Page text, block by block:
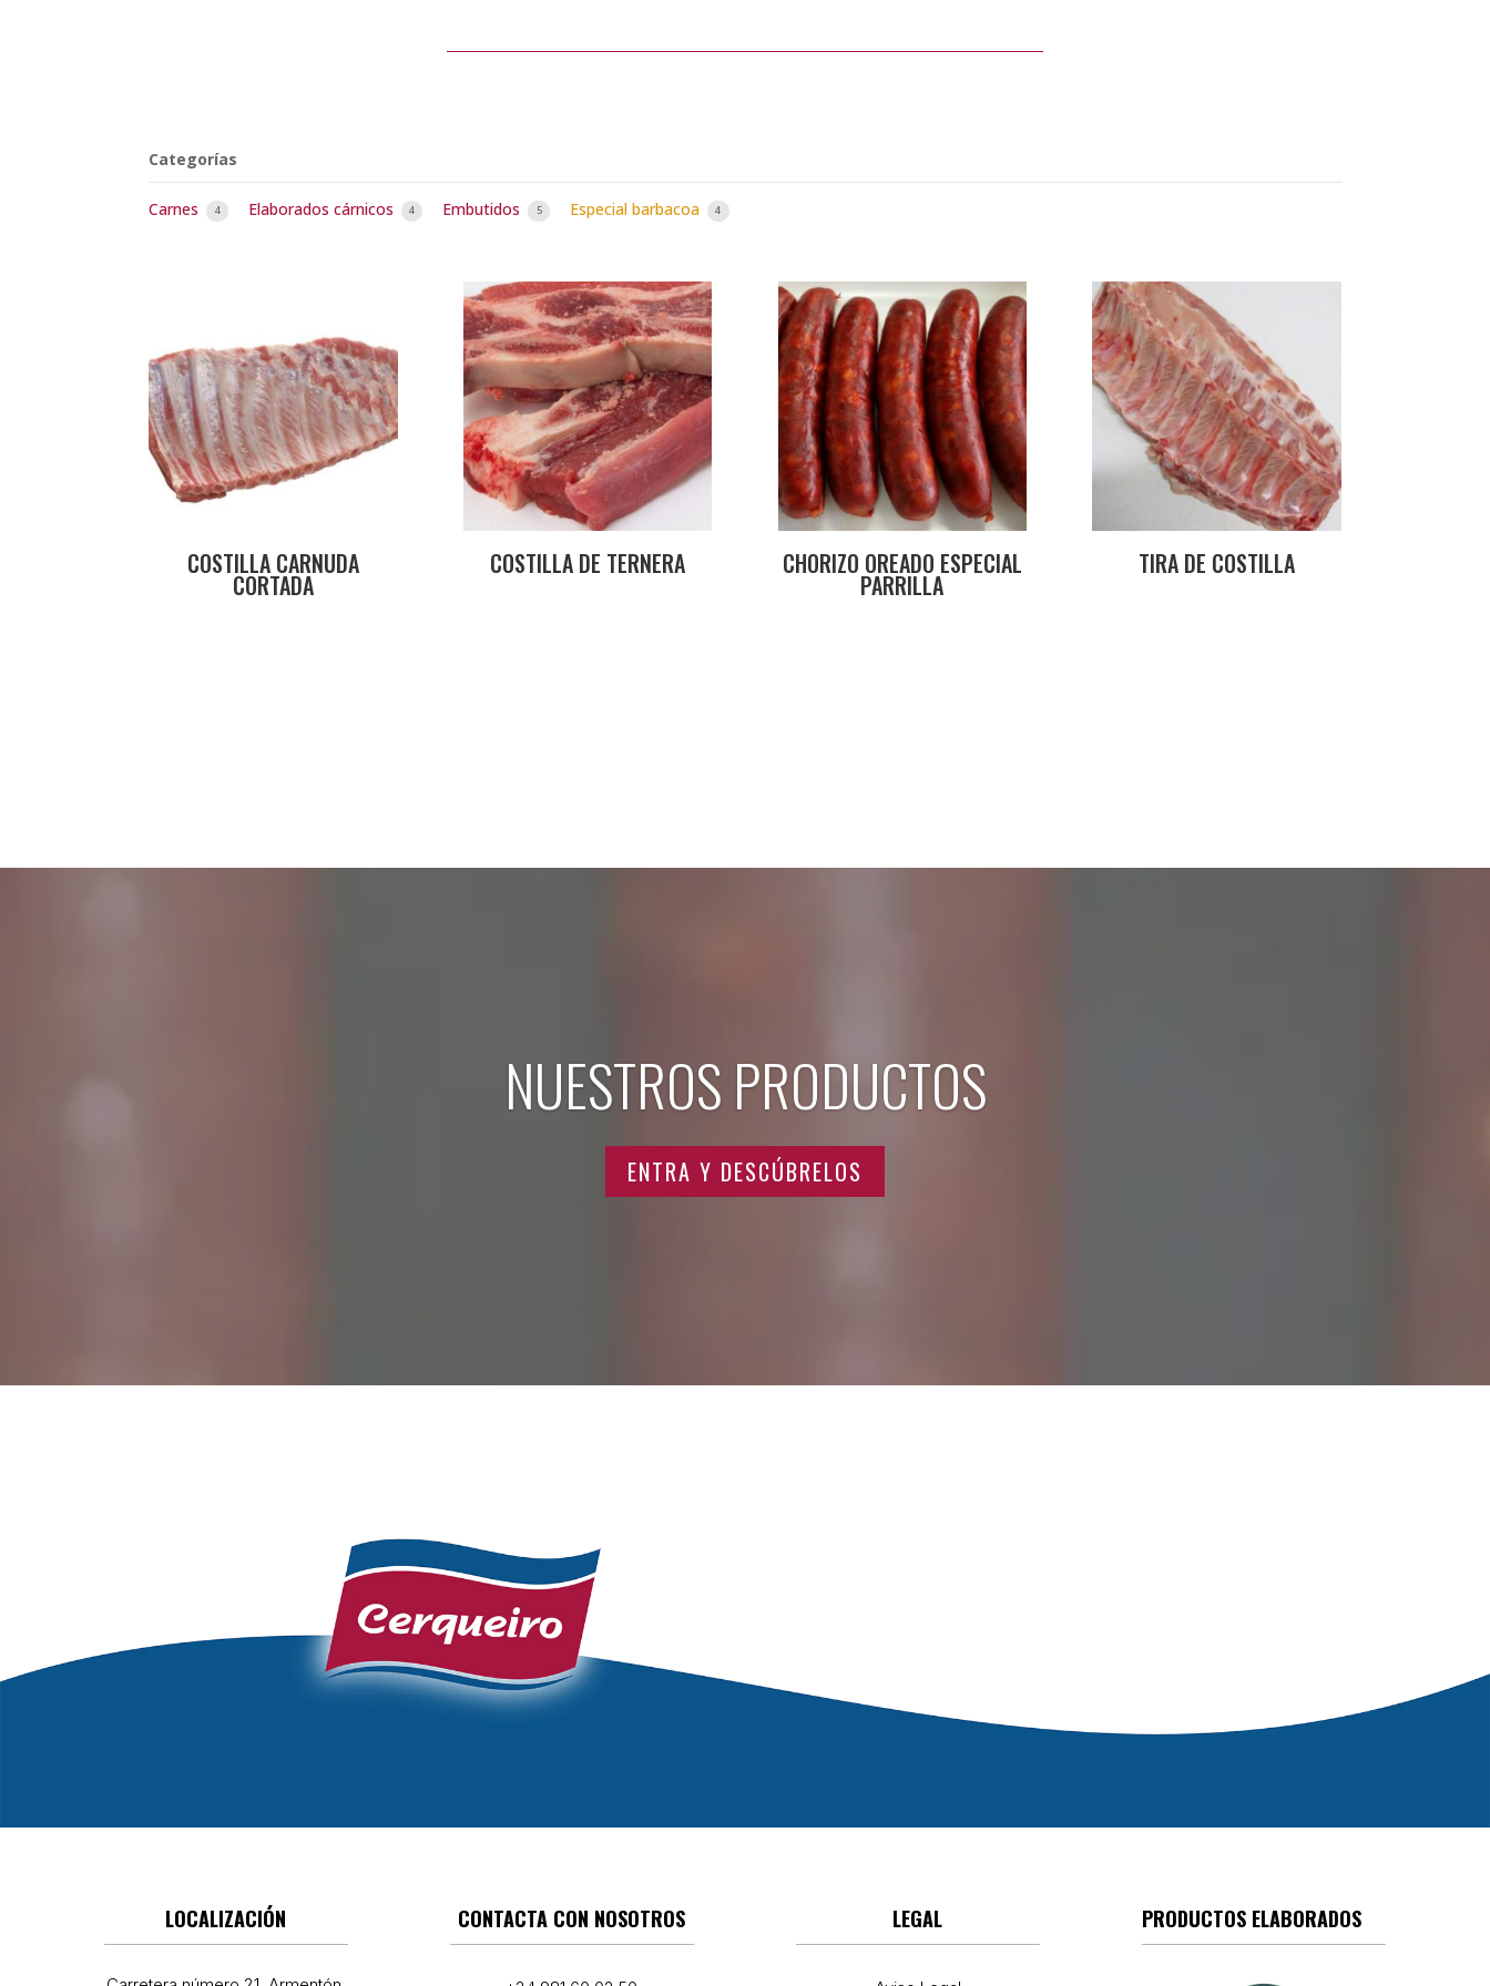
Categorías
Carnes 4 Elaborados cárnicos 4 Embutidos 5 Especial barbacoa 4
COSTILLA CARNUDA
CORTADA
COSTILLA DE TERNERA CHORIZO OREADO ESPECIAL
PARRILLA
TIRA DE COSTILLA
NUESTROS PRODUCTOS
ENTRA Y DESCÚBRELOS
LOCALIZACIÓN CONTACTA CON NOSOTROS LEGAL PRODUCTOS ELABORADOS